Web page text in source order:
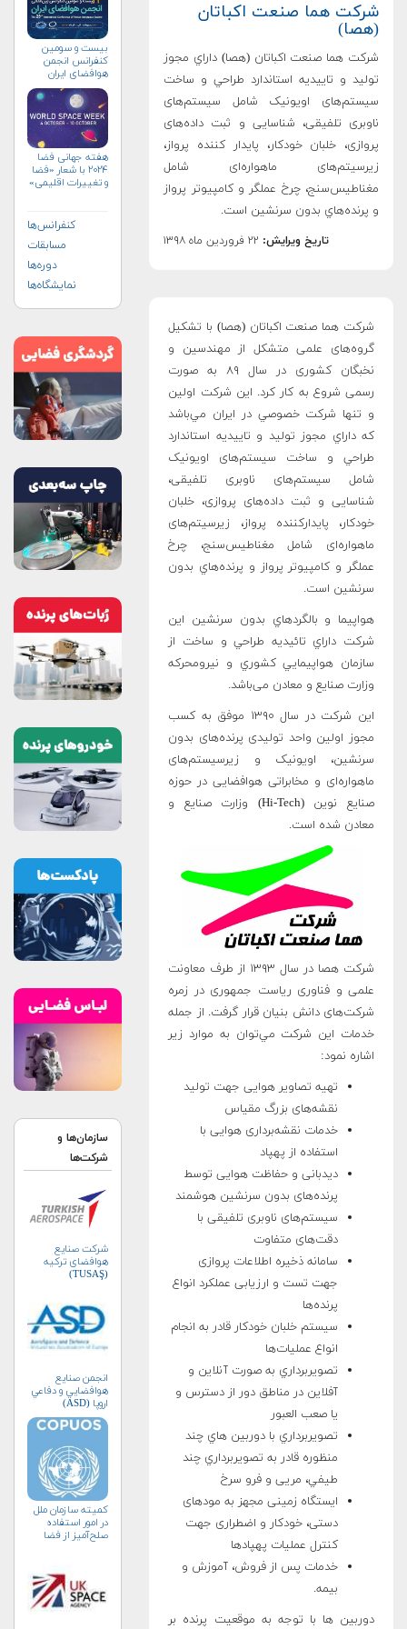
شرکت هما صنعت اکباتان
(هصا)
شرکت هما صنعت اکباتان (هصا) داراي مجوز
تولید و تاييديه استاندارد طراحي و ساخت
سیستم‌های اویونیک شامل سیستم‌های
ناوبری تلفیقی، شناسایی و ثبت داده‌های
پروازی، خلبان خودکار، پایدار کننده پرواز،
زیرسیتم‌های ماهواره‌ای شامل
مغناطیس‌سنج، چرخ عملگر و کامپیوتر پرواز
و پرنده‌هاي بدون سرنشين است.
تاریخ ویرایش: ۲۲ فروردین ماه ۱۳۹۸
شرکت هما صنعت اکباتان (هصا) با تشکیل
گروه‌های علمی متشکل از مهندسین و
نخبگان کشوری در سال ۸۹ به صورت
رسمی شروع به کار کرد. این شرکت اولين
و تنها شرکت خصوصي در ايران مي‌باشد
که داراي مجوز تولید و تاييديه استاندارد
طراحي و ساخت سیستم‌های اویونیک
شامل سیستم‌های ناوبری تلفیقی،
شناسایی و ثبت داده‌های پروازی، خلبان
خودکار، پایدارکننده پرواز، زیرسیتم‌های
ماهواره‌ای شامل مغناطیس‌سنج، چرخ
عملگر و کامپیوتر پرواز و پرنده‌هاي بدون
سرنشين است.
هواپيما و بالگردهاي بدون سرنشين اين
شرکت داراي تائيديه طراحي و ساخت از
سازمان هواپيمايي کشوري و نيرومحرکه
وزارت صنايع و معادن می‌باشد.
این شرکت در سال ۱۳۹۰ موفق به کسب
مجوز اولین واحد تولیدی پرنده‌های بدون
سرنشین، اویونیک و زیرسیستم‌های
ماهواره‌ای و مخابراتی هوافضایی در حوزه
صنايع نوين (Hi-Tech) وزارت صنايع و
معادن شده‌ است.
شرکت هصا در سال ۱۳۹۳ از طرف معاونت
علمی و فناوری ریاست جمهوری در زمره
شرکت‌های دانش بنیان قرار گرفت. از جمله
خدمات اين شرکت مي‌توان به موارد زير
اشاره نمود:
تهیه تصاویر هوایی جهت تولید
نقشه‌های بزرگ مقیاس
خدمات نقشه‌برداری هوایی با
استفاده از پهپاد
دیدبانی و حفاظت هوایی توسط
پرنده‌های بدون سرنشین هوشمند
سیستم‌های ناوبری تلفیقی با
دقت‌های متفاوت
سامانه ذخیره اطلاعات پروازی
جهت تست و ارزیابی عملکرد انواع
پرنده‌ها
سيستم خلبان خودکار قادر به انجام
انواع عمليات‌ها
تصويربرداري به صورت آنلاين و
آفلاين در مناطق دور از دسترس و
يا صعب العبور
تصويربرداري با دوربين هاي چند
منظوره قادر به تصويربرداري چند
طيفي، مریی و فرو سرخ
ایستگاه زمینی مجهز به مود‌های
دستی، خودکار و اضطراری جهت
کنترل عملیات پهپادها
خدمات پس از فروش، آموزش و
بيمه.
دوربين ها با توجه به موقعيت پرنده بر
بیست و سومین
کنفرانس انجمن
هوافضای ايران
هفته جهانی فضا
۲۰۲۴ با شعار «فضا
و تغییرات اقلیمی»
کنفرانس‌ها
مسابقات
دوره‌ها
نمایشگاه‌ها
سازمان‌ها و
شرکت‌ها
شرکت صنایع
هوافضای ترکیه
(TUSAŞ)
انجمن صنايع
هوافضايي و دفاعي
اروپا (ASD)
کمیته سازمان ملل
در امور استفاده
صلح‌آمیز از فضا